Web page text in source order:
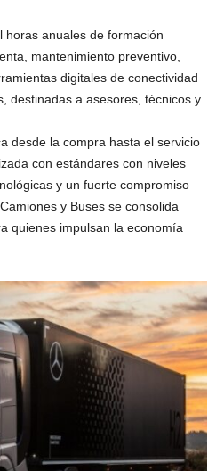
horas anuales de formación
mantenimiento preventivo,
digitales de conectividad
destinadas a asesores, técnicos y
desde la compra hasta el servicio
con estándares con niveles
y un fuerte compromiso
y Buses se consolida
quienes impulsan la economía